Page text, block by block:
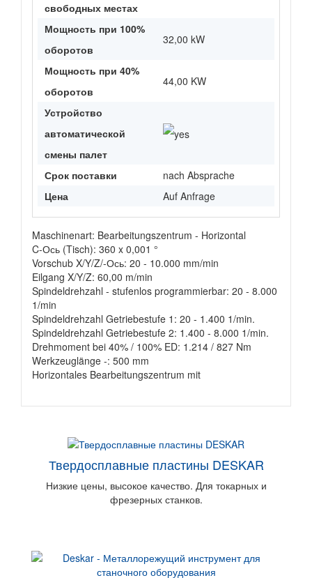
свободных местах
Мощность при 100%
оборотов
32,00 kW
Мощность при 40%
оборотов
44,00 KW
Устройство
автоматической
смены палет
Срок поставки
nach Absprache
Цена
Auf Anfrage
Maschinenart: Bearbeitungszentrum - Horizontal
C-Ось (Tisch): 360 x 0,001 °
Vorschub X/Y/Z/-Ось: 20 - 10.000 mm/min
Eilgang X/Y/Z: 60,00 m/min
Spindeldrehzahl - stufenlos programmierbar: 20 - 8.000
1/min
Spindeldrehzahl Getriebestufe 1: 20 - 1.400 1/min.
Spindeldrehzahl Getriebestufe 2: 1.400 - 8.000 1/min.
Drehmoment bei 40% / 100% ED: 1.214 / 827 Nm
Werkzeuglänge -: 500 mm
Horizontales Bearbeitungszentrum mit
Твердосплавные пластины DESKAR
Низкие цены, высокое качество. Для токарных и
фрезерных станков.